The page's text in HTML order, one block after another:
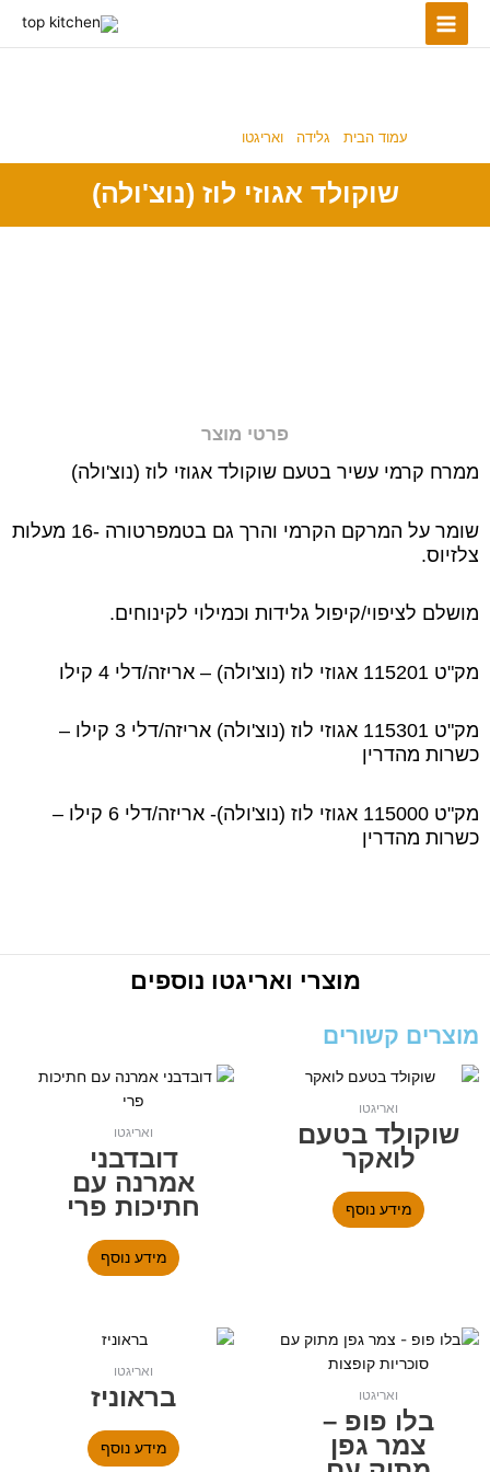
עמוד הבית גלידה /ואריגטו
שוקולד אגוזי לוז (נוצ'ולה)
פרטי מוצר
ממרח קרמי עשיר בטעם שוקולד אגוזי לוז (נוצ'ולה)
שומר על המרקם הקרמי והרך גם בטמפרטורה -16 מעלות
צלזיוס.
מושלם לציפוי/קיפול גלידות וכמילוי לקינוחים.
מק"ט 115201 אגוזי לוז (נוצ'ולה) – אריזה/דלי 4 קילו
מק"ט 115301 אגוזי לוז (נוצ'ולה) אריזה/דלי 3 קילו –
כשרות מהדרין
מק"ט 115000 אגוזי לוז (נוצ'ולה)- אריזה/דלי 6 קילו –
כשרות מהדרין
מוצרי ואריגטו נוספים
מוצרים קשורים
ואריגטו
שוקולד בטעם
לואקר
מידע נוסף
ואריגטו
דובדבני
אמרנה עם
חתיכות פרי
מידע נוסף
ואריגטו
בלו פופ –
צמר גפן
ואריגטו
בראוניז
מידע נוסף